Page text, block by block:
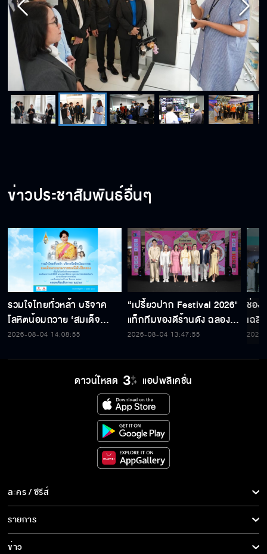
ข่าวประชาสัมพันธ์อื่นๆ
รวมใจไทยทั่วหล้า บริจาค
โลหิตน้อมถวาย ‘สมเด็จ
พระบรมราชชนนีพันปีหลวง’
2026-08-04 14:08:55
“เปรี้ยวปาก Festival 2026"
แท็กทีมของดีร้านดัง ฉลอง
ก้าวสู่ปีที่ 23
2026-08-04 13:47:55
ช่อง
เฉลิ
สมเ
ดาวน์โหลด แอปพลิเคชั่น
ละคร / ซีรีส์
ซีรีส์นานาชาติ
รายการ
ข่าว